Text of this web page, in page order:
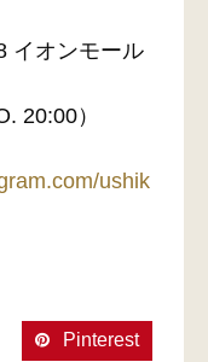
イオンモール
20:00）
ushik
Pinterest